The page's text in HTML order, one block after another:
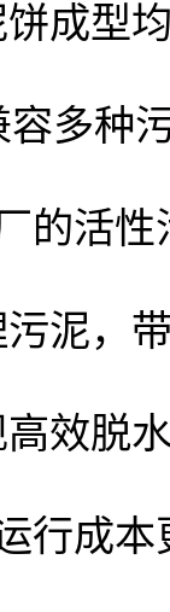
成型
多种
的活
泥，
效脱
行成本